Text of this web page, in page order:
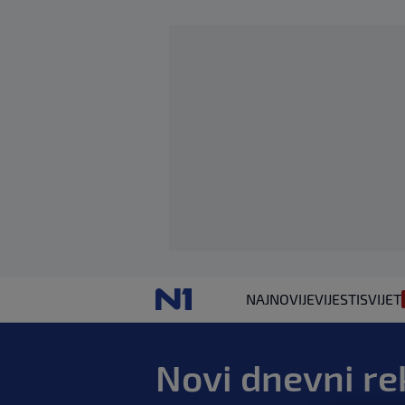
NAJNOVIJEVIJESTISVIJET
Novi dnevni